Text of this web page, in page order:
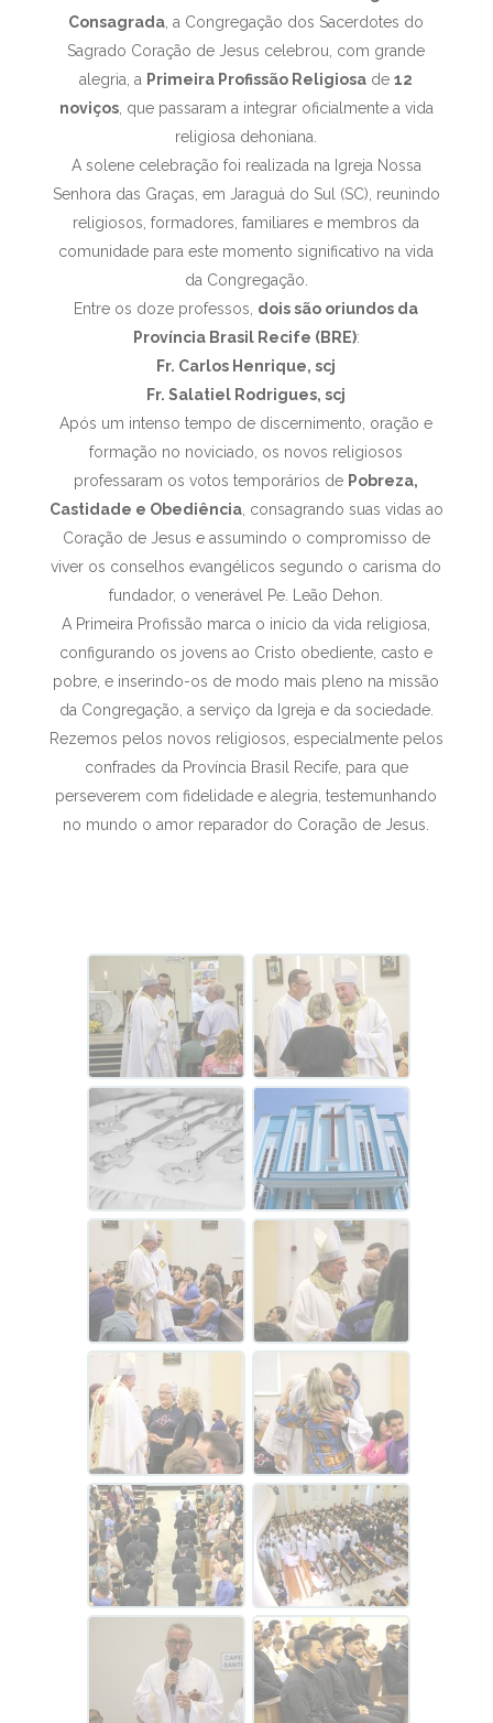
Consagrada , a Congregação dos Sacerdotes do
Sagrado Coração de Jesus celebrou, com grande
alegria, a Primeira Profissão Religiosa de12
noviços, que passaram a integrar oficialmente a vida
religiosa dehoniana.
A solene celebração foi realizada na Igreja Nossa
Senhora das Graças, em Jaraguá do Sul (SC), reunindo
religiosos, formadores, familiares e membros da
comunidade para este momento significativo na vida
da Congregação.
Entre os doze professos, dois são oriundos da
Província Brasil Recife (BRE):
Fr. Carlos Henrique, scj
Fr. Salatiel Rodrigues, scj
Após um intenso tempo de discernimento, oração e
formação no noviciado, os novos religiosos
professaram os votos temporários de Pobreza,
Castidade e Obediência, consagrando suas vidas ao
Coração de Jesus e assumindo o compromisso de
viver os conselhos evangélicos segundo o carisma do
fundador, o venerável Pe. Leão Dehon.
A Primeira Profissão marca o início da vida religiosa,
configurando os jovens ao Cristo obediente, casto e
pobre, e inserindo-os de modo mais pleno na missão
da Congregação, a serviço da Igreja e da sociedade.
Rezemos pelos novos religiosos, especialmente pelos
confrades da Província Brasil Recife, para que
perseverem com fidelidade e alegria, testemunhando
no mundo o amor reparador do Coração de Jesus.